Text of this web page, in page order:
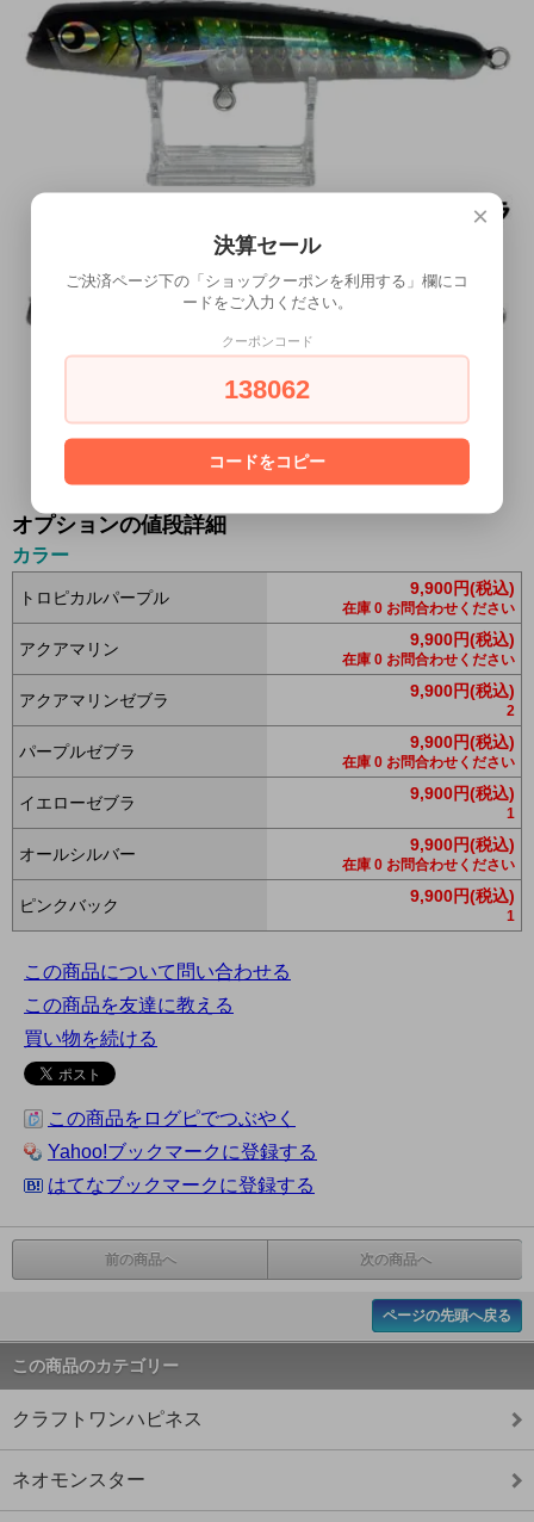
オプションの値段詳細
カラー
トロピカルパープル 9,900円(税込)
在庫 0 お問合わせください
アクアマリン 9,900円(税込)
在庫 0 お問合わせください
アクアマリンゼブラ 9,900円(税込)
2
パープルゼブラ 9,900円(税込)
在庫 0 お問合わせください
イエローゼブラ 9,900円(税込)
1
オールシルバー 9,900円(税込)
在庫 0 お問合わせください
ピンクバック 9,900円(税込)
1
この商品について問い合わせる
この商品を友達に教える
買い物を続ける
この商品をログピでつぶやく
Yahoo!ブックマークに登録する
はてなブックマークに登録する
前の商品へ 次の商品へ
ページの先頭へ戻る
この商品のカテゴリー
クラフトワンハピネス
ネオモンスター
×
決算セール
ご決済ページ下の「ショップクーポンを利用する」欄にコ
ードをご入力ください。
クーポンコード
138062
コードをコピー